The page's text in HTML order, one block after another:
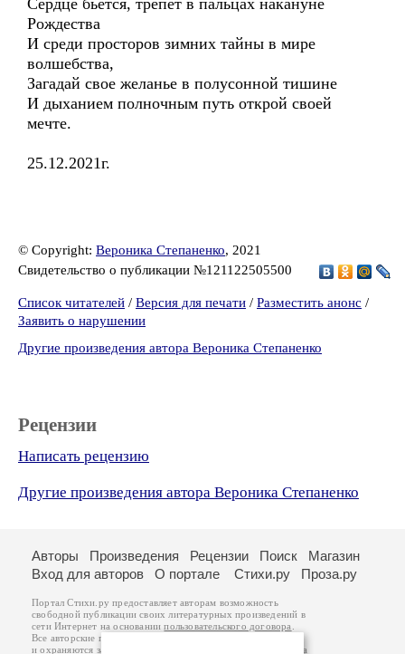
Сердце бьется, трепет в пальцах накануне
Рождества
И среди просторов зимних тайны в мире
волшебства,
Загадай свое желанье в полусонной тишине
И дыханием полночным путь открой своей
мечте.
25.12.2021г.
© Copyright: Вероника Степаненко, 2021
Свидетельство о публикации №121122505500
Список читателей / Версия для печати / Разместить анонс /
Заявить о нарушении
Другие произведения автора Вероника Степаненко
Рецензии
Написать рецензию
Другие произведения автора Вероника Степаненко
Авторы Произведения Рецензии Поиск
Магазин
Вход для авторов
О портале Стихи.ру Проза.ру
Портал Стихи.ру предоставляет авторам возможность
свободной публикации своих литературных произведений в
сети Интернет на основаниипользовательского договора
Все авторские права на произведения принадлежат авторам
и охраняются законом . Перепечатка произведений возможна